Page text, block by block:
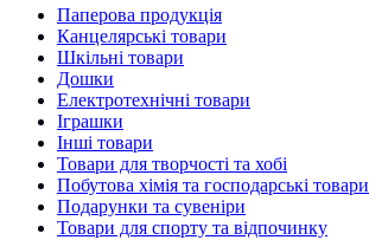
Паперова продукція
Канцелярські товари
Шкільні товари
Дошки
Електротехнічні товари
Іграшки
Інші товари
Товари для творчості та хобі
Побутова хімія та господарські товари
Подарунки та сувеніри
Товари для спорту та відпочинку